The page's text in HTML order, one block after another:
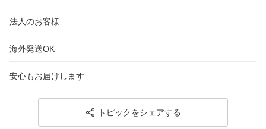
法人のお客様
海外発送OK
安心もお届けします
トピックをシェアする